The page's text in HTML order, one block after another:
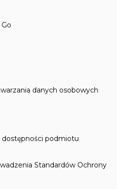
danych osobowych
dostępności podmiotu
Standardów Ochrony